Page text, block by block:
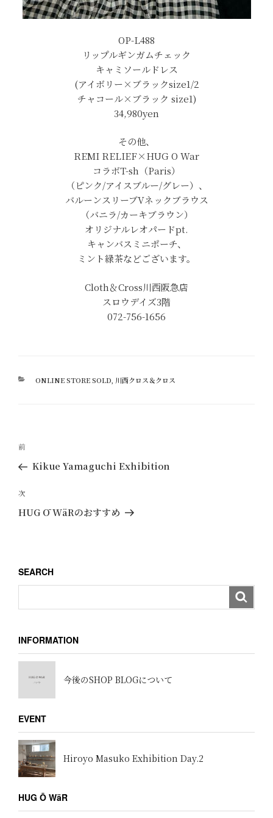
OP-L488
リップルギンガムチェック
キャミソールドレス
(アイボリー×ブラックsize1/2
チャコール×ブラック size1)
34,980yen
その他、
REMI RELIEF×HUG O War
コラボT-sh（Paris）
（ピンク/アイスブルー/グレー）、
バルーンスリーブVネックブラウス
（バニラ/カーキブラウン）
オリジナルレオパードpt.
キャンバスミニポーチ、
ミント緑茶などございます。
Cloth＆Cross川西阪急店
スロウデイズ3階
072-756-1656
カ
ONLINE STORE SOLD, 川西クロス＆クロス
投
ナ
ビ
ゲ
ン
過
去
投
稿
前
Kikue Yamaguchi Exhibition
次
の
次
HUG Ō WäRのおすすめ
SEARCH
INFORMATION
今後のSHOP BLOGについて
EVENT
Hiroyo Masuko Exhibition Day.2
HUG Ō WäR